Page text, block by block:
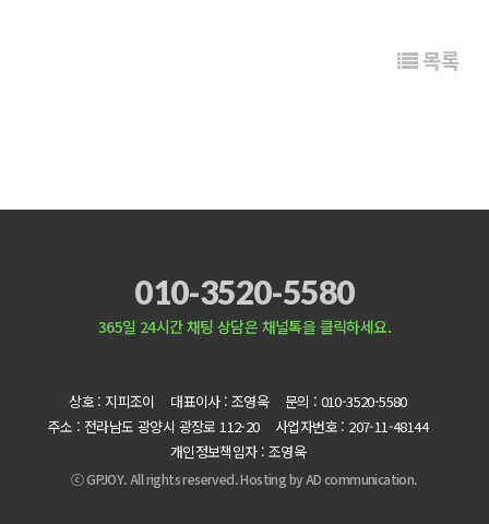
목록
010-3520-5580
365일 24시간 채팅 상담은 채널톡을 클릭하세요.
상호 : 지피조이 대표이사 : 조영욱
문의 : 010-3520-5580
주소 : 전라남도 광양시 광장로 112-20
사업자번호 : 207-11-48144
개인정보책임자 : 조영욱
ⓒ GPJOY. All rights reserved. Hosting byAD communication.